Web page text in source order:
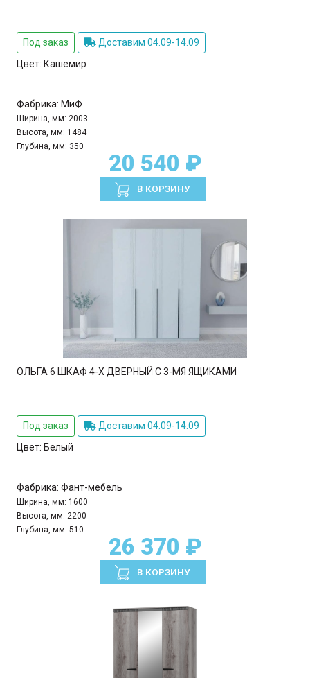
Под заказ
Доставим 04.09-14.09
Цвет: Кашемир
Фабрика: МиФ
Ширина, мм: 2003
Высота, мм: 1484
Глубина, мм: 350
20 540 ₽
В КОРЗИНУ
ОЛЬГА 6 ШКАФ 4-Х ДВЕРНЫЙ С 3-МЯ ЯЩИКАМИ
Под заказ
Доставим 04.09-14.09
Цвет: Белый
Фабрика: Фант-мебель
Ширина, мм: 1600
Высота, мм: 2200
Глубина, мм: 510
26 370 ₽
В КОРЗИНУ